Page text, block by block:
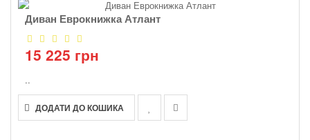
Диван Еврокнижка Атлант
15 225 грн
..
ДОДАТИ ДО КОШИКА